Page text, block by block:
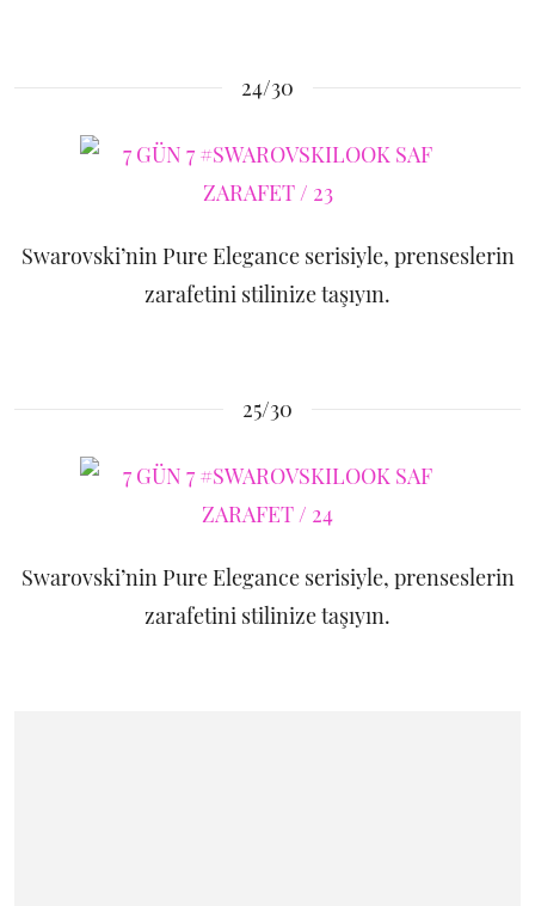
24/30
Swarovski’nin Pure Elegance serisiyle, prenseslerin
zarafetini stilinize taşıyın.
25/30
Swarovski’nin Pure Elegance serisiyle, prenseslerin
zarafetini stilinize taşıyın.